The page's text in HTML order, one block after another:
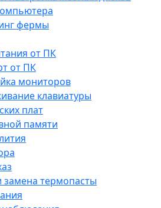
фермы
от ПК
от ПК
мониторов
клавиатуры
плат
памяти
замена термопасты